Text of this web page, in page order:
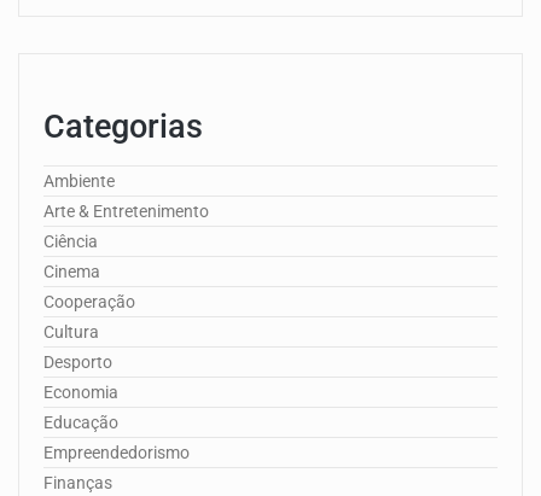
Categorias
Ambiente
Arte & Entretenimento
Ciência
Cinema
Cooperação
Cultura
Desporto
Economia
Educação
Empreendedorismo
Finanças